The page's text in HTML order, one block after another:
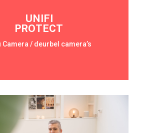
UNIFI
PROTECT
Camera / deurbel camera’s